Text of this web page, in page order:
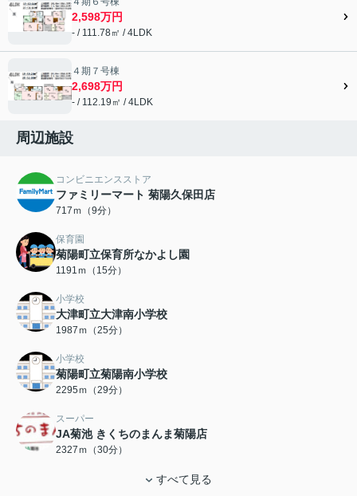
2,598万円
- / 111.78㎡ / 4LDK
４期７号棟
2,698万円
- / 112.19㎡ / 4LDK
周辺施設
コンビニエンスストア
ファミリーマート 菊陽久保田店
717ｍ（9分）
保育園
菊陽町立保育所なかよし園
1191ｍ（15分）
小学校
大津町立大津南小学校
1987ｍ（25分）
小学校
菊陽町立菊陽南小学校
2295ｍ（29分）
スーパー
JA菊池 きくちのまんま菊陽店
2327ｍ（30分）
すべて見る